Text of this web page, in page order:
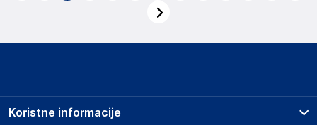
Koristne informacije